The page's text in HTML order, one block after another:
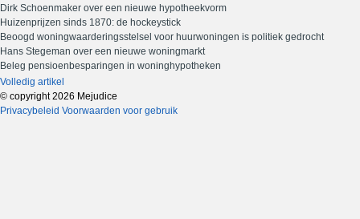
Dirk Schoenmaker over een nieuwe hypotheekvorm
Huizenprijzen sinds 1870: de hockeystick
Beoogd woningwaarderingsstelsel voor huurwoningen is politiek gedrocht
Hans Stegeman over een nieuwe woningmarkt
Beleg pensioenbesparingen in woninghypotheken
Volledig artikel
© copyright 2026 Mejudice
Privacybeleid Voorwaarden voor gebruik